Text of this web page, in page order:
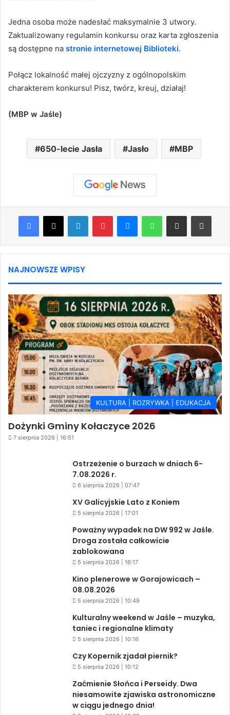
Jedna osoba może nadesłać maksymalnie 3 utwory.
Zaktualizowany regulamin konkursu oraz karta zgłoszenia
są dostępne na stronie internetowej Biblioteki.
Połącz lokalność małej ojczyzny z ogólnopolskim
charakterem konkursu! Pisz, twórz, kreuj, działaj!
(MBP w Jaśle)
650-lecie Jasła Jasło MBP
Facebook
X LinkedInPinterestMessengerWhatsAppShare via Email Print
NAJNOWSZE WPISY
KULTURA | ROZRYWKA | EDUKACJA
Dożynki Gminy Kołaczyce 2026
7 sierpnia 2026 | 16:51
Ostrzeżenie o burzach w dniach 6-
7.08.2026 r.
6 sierpnia 2026 | 07:47
XV Galicyjskie Lato z Koniem
5 sierpnia 2026 | 17:01
Poważny wypadek na DW 992 w Jaśle.
Droga została całkowicie
zablokowana
5 sierpnia 2026 | 16:17
Kino plenerowe w Gorajowicach –
08.08.2026
5 sierpnia 2026 | 10:49
Kulturalny weekend w Jaśle – muzyka,
taniec i regionalne klimaty
5 sierpnia 2026 | 10:16
Czy Kopernik zjadał piernik?
5 sierpnia 2026 | 10:12
Zaćmienie Słońca i Perseidy. Dwa
niesamowite zjawiska astronomiczne
w ciągu jednego dnia!